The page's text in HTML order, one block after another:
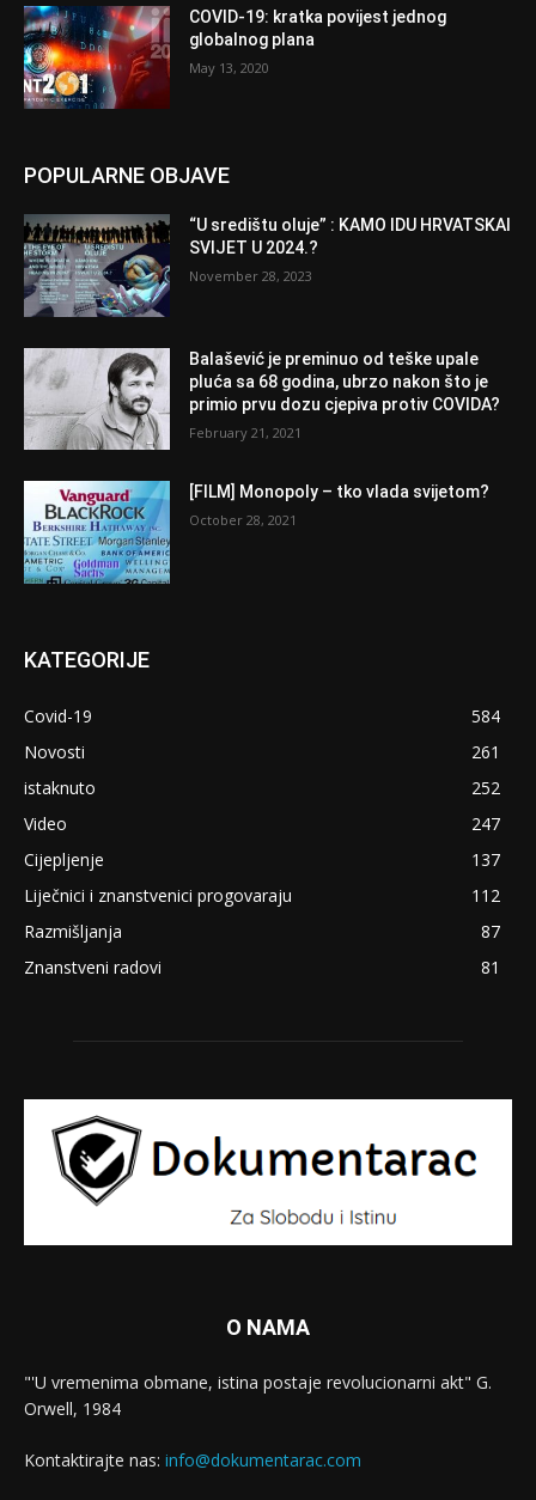
COVID-19: kratka povijest jednog
globalnog plana
May 13, 2020
POPULARNE OBJAVE
“U središtu oluje” : KAMO IDU HRVATSKAI
SVIJET U 2024.?
November 28, 2023
Balašević je preminuo od teške upale
pluća sa 68 godina, ubrzo nakon što je
primio prvu dozu cjepiva protiv COVIDA?
February 21, 2021
[FILM] Monopoly – tko vlada svijetom?
October 28, 2021
KATEGORIJE
Covid-19
584
Novosti
261
istaknuto
252
Video
247
Cijepljenje
137
Liječnici i znanstvenici progovaraju
112
Razmišljanja
87
Znanstveni radovi
81
O NAMA
"'U vremenima obmane, istina postaje revolucionarni akt" G.
Orwell, 1984
Kontaktirajte nas: info@dokumentarac.com